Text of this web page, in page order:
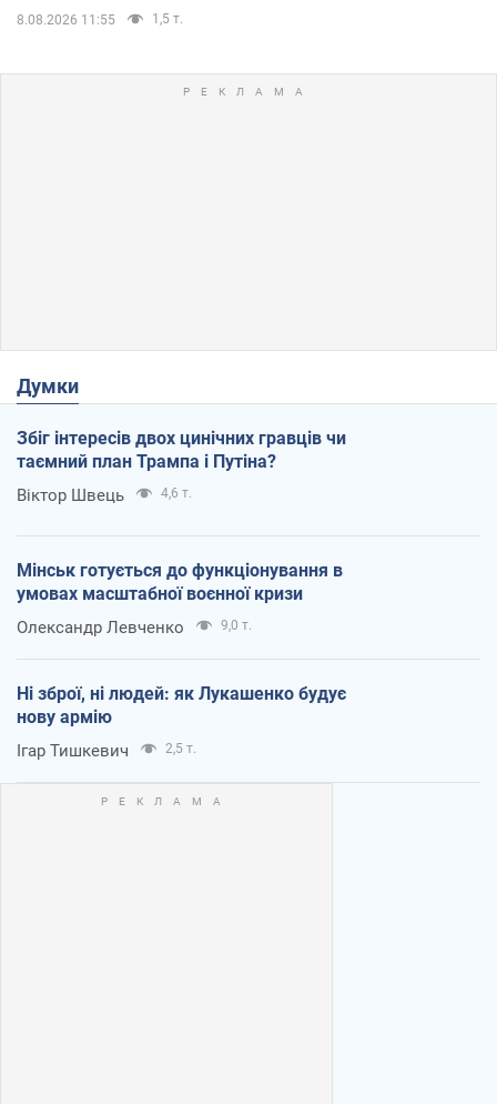
8.08.2026 11:55 1,5 т.
Думки
Збіг інтересів двох цинічних гравців чи
таємний план Трампа і Путіна?
Віктор Швець 4,6 т.
Мінськ готується до функціонування в
умовах масштабної воєнної кризи
Олександр Левченко 9,0 т.
Ні зброї, ні людей: як Лукашенко будує
нову армію
Ігар Тишкевич 2,5 т.